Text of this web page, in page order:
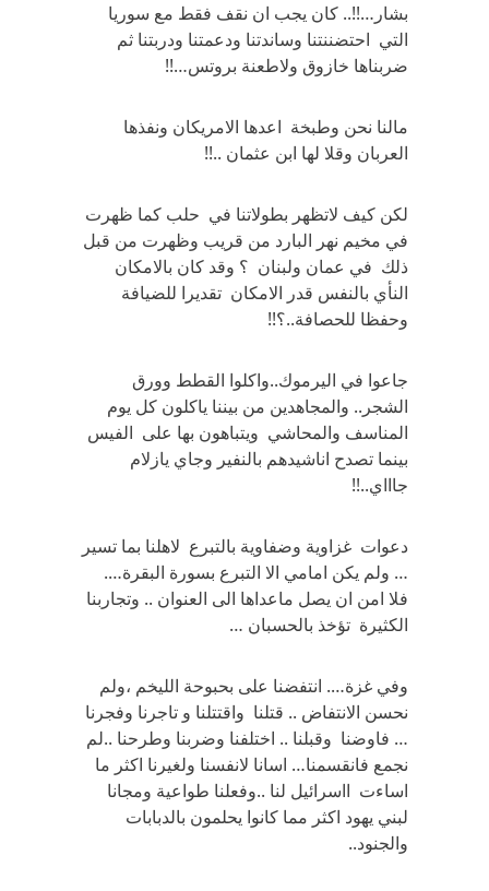
بشار…!!.. كان يجب ان نقف فقط مع سوريا
التي احتضننتنا وساندتنا ودعمتنا ودربتنا ثم
ضربناها خازوق ولاطعنة بروتس…!!
مالنا نحن وطبخة اعدها الامريكان ونفذها
العربان وقلا لها ابن عثمان ..!!
لكن كيف لاتظهر بطولاتنا في حلب كما ظهرت
في مخيم نهر البارد من قريب وظهرت من قبل
ذلك في عمان ولبنان ؟ وقد كان بالامكان
النأي بالنفس قدر الامكان تقديرا للضيافة
وحفظا للحصافة..؟!!
جاعوا في اليرموك..واكلوا القطط وورق
الشجر.. والمجاهدين من بيننا ياكلون كل يوم
المناسف والمحاشي ويتباهون بها على الفيس
بينما تصدح اناشيدهم بالنفير وجاي يازلام
جاااي..!!
دعوات غزاوية وضفاوية بالتبرع لاهلنا بما تسير
… ولم يكن امامي الا التبرع بسورة البقرة….
فلا امن ان يصل ماعداها الى العنوان .. وتجاربنا
الكثيرة تؤخذ بالحسبان …
وفي غزة…. انتفضنا على بحبوحة الليخم ،ولم
نحسن الانتفاض .. قتلنا واقتتلنا و تاجرنا وفجرنا
… فاوضنا وقبلنا .. اختلفنا وضربنا وطرحنا ..لم
نجمع فانقسمنا… اسانا لانفسنا ولغيرنا اكثر ما
اساءت ااسرائيل لنا ..وفعلنا طواعية ومجانا
لبني يهود اكثر مما كانوا يحلمون بالدبابات
والجنود..